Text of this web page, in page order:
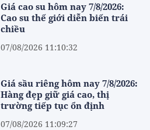
Giá cao su hôm nay 7/8/2026:
Cao su thế giới diễn biến trái
chiều
07/08/2026 11:10:32
Giá sầu riêng hôm nay 7/8/2026:
Hàng đẹp giữ giá cao, thị
trường tiếp tục ổn định
07/08/2026 11:09:27